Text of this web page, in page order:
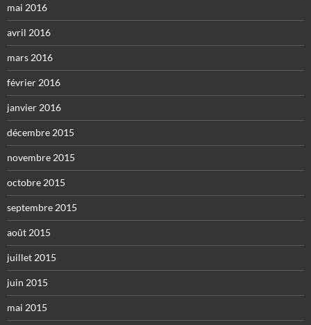
mai 2016
avril 2016
mars 2016
février 2016
janvier 2016
décembre 2015
novembre 2015
octobre 2015
septembre 2015
août 2015
juillet 2015
juin 2015
mai 2015